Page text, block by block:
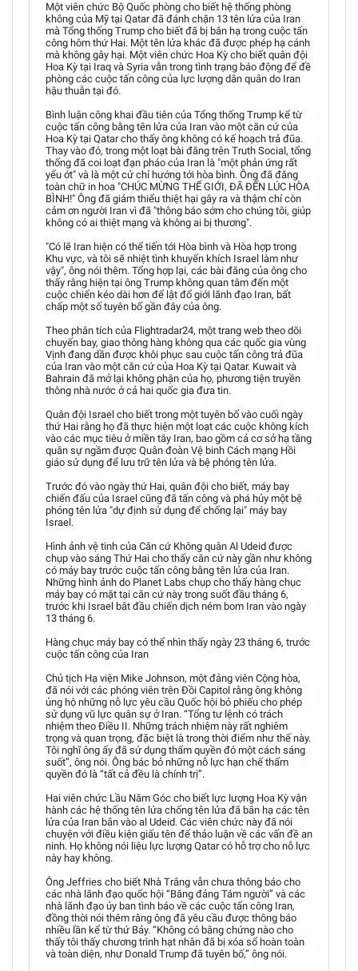
Một viên chức Bộ Quốc phòng cho biết hệ thống phòng
không của Mỹ tại Qatar đã đánh chặn 13 tên lửa của Iran
mà Tổng thống Trump cho biết đã bị bắn hạ trong cuộc tấn
công hôm thứ Hai. Một tên lửa khác đã được phép hạ cánh
mà không gây hại. Một viên chức Hoa Kỳ cho biết quân đội
Hoa Kỳ tại Iraq và Syria vẫn trong tình trạng báo động để đề
phòng các cuộc tấn công của lực lượng dân quân do Iran
hậu thuẫn tại đó.
Bình luận công khai đầu tiên của Tổng thống Trump kể từ
cuộc tấn công bằng tên lửa của Iran vào một căn cứ của
Hoa Kỳ tại Qatar cho thấy ông không có kế hoạch trả đũa.
Thay vào đó, trong một loạt bài đăng trên Truth Social, tổng
thống đã coi loạt đạn pháo của Iran là "một phản ứng rất
yếu ớt" và là một cử chỉ hướng tới hòa bình. Ông đã đăng
toàn chữ in hoa "CHÚC MỪNG THẾ GIỚI, ĐÃ ĐẾN LÚC HÒA
BÌNH!" Ông đã giảm thiểu thiệt hại gây ra và thậm chí còn
cảm ơn người Iran vì đã "thông báo sớm cho chúng tôi, giúp
không có ai thiệt mạng và không ai bị thương".
"Có lẽ Iran hiện có thể tiến tới Hòa bình và Hòa hợp trong
Khu vực, và tôi sẽ nhiệt tình khuyến khích Israel làm như
vậy", ông nói thêm. Tổng hợp lại, các bài đăng của ông cho
thấy rằng hiện tại ông Trump không quan tâm đến một
cuộc chiến kéo dài hơn để lật đổ giới lãnh đạo Iran, bất
chấp một số tuyên bố gần đây của ông.
Theo phân tích của Flightradar24, một trang web theo dõi
chuyến bay, giao thông hàng không qua các quốc gia vùng
Vịnh đang dần được khôi phục sau cuộc tấn công trả đũa
của Iran vào một căn cứ của Hoa Kỳ tại Qatar. Kuwait và
Bahrain đã mở lại không phận của họ, phương tiện truyền
thông nhà nước ở cả hai quốc gia đưa tin.
Quân đội Israel cho biết trong một tuyên bố vào cuối ngày
thứ Hai rằng họ đã thực hiện một loạt các cuộc không kích
vào các mục tiêu ở miền tây Iran, bao gồm cả cơ sở hạ tầng
quân sự ngầm được Quân đoàn Vệ binh Cách mạng Hồi
giáo sử dụng để lưu trữ tên lửa và bệ phóng tên lửa.
Trước đó vào ngày thứ Hai, quân đội cho biết, máy bay
chiến đấu của Israel cũng đã tấn công và phá hủy một bệ
phóng tên lửa "dự định sử dụng để chống lại" máy bay
Israel.
Hình ảnh vệ tinh của Căn cứ Không quân Al Udeid được
chụp vào sáng Thứ Hai cho thấy căn cứ này gần như không
có máy bay trước cuộc tấn công bằng tên lửa của Iran.
Những hình ảnh do Planet Labs chụp cho thấy hàng chục
máy bay có mặt tại căn cứ này trong suốt đầu tháng 6,
trước khi Israel bắt đầu chiến dịch ném bom Iran vào ngày
13 tháng 6.
Hàng chục máy bay có thể nhìn thấy ngày 23 tháng 6, trước
cuộc tấn công của Iran
Chủ tịch Hạ viện Mike Johnson, một đảng viên Cộng hòa,
đã nói với các phóng viên trên Đồi Capitol rằng ông không
ủng hộ những nỗ lực yêu cầu Quốc hội bỏ phiếu cho phép
sử dụng vũ lực quân sự ở Iran. “Tổng tư lệnh có trách
nhiệm theo Điều II. Những trách nhiệm này rất nghiêm
trọng và quan trọng, đặc biệt là trong thời điểm như thế này.
Tôi nghĩ ông ấy đã sử dụng thẩm quyền đó một cách sáng
suốt”, ông nói. Ông bác bỏ những nỗ lực hạn chế thẩm
quyền đó là “tất cả đều là chính trị”.
Hai viên chức Lầu Năm Góc cho biết lực lượng Hoa Kỳ vận
hành các hệ thống tên lửa chống tên lửa đã bắn hạ các tên
lửa của Iran bắn vào al Udeid. Các viên chức này đã nói
chuyện với điều kiện giấu tên để thảo luận về các vấn đề an
ninh. Họ không nói liệu lực lượng Qatar có hỗ trợ cho nỗ lực
này hay không.
Ông Jeffries cho biết Nhà Trắng vẫn chưa thông báo cho
các nhà lãnh đạo quốc hội “Băng đảng Tám người” và các
nhà lãnh đạo ủy ban tình báo về các cuộc tấn công Iran,
đồng thời nói thêm rằng ông đã yêu cầu được thông báo
nhiều lần kể từ thứ Bảy. “Không có bằng chứng nào cho
thấy tôi thấy chương trình hạt nhân đã bị xóa sổ hoàn toàn
và toàn diện, như Donald Trump đã tuyên bố,” ông nói.